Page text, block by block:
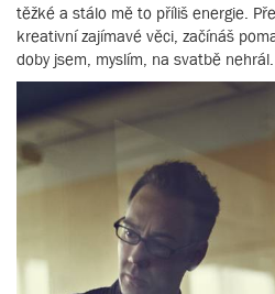
těžké a stálo mě to příliš energie.
kreativní zajímavé věci, začínáš
doby jsem, myslím, na svatbě nehrál.